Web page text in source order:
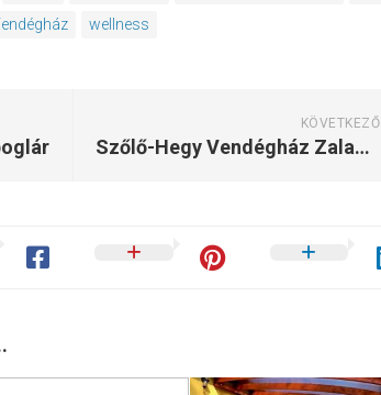
wellness
KÖVETKEZŐ
Szőlő-Hegy Vendégház Zalahaláp